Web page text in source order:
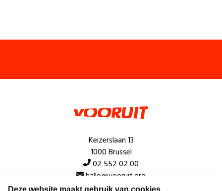
Deze website maakt gebruik van cookies
Keizerslaan 13
1000 Brussel
02 552 02 00
hallo@vooruit.org